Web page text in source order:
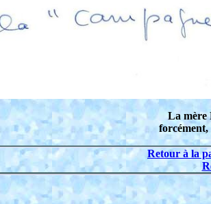
La mère
forcément,
Retour à la